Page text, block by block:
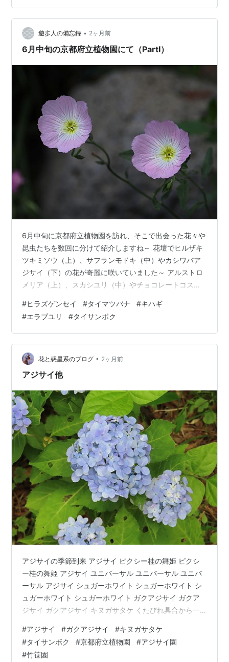
で、世界中で広く植栽されているモクレン科の常緑高
木。大きな花と葉、大木になる樹形を中国山東省の名山
「泰山」に例えて名付けられたようですが、庭木図鑑 植
木ペディアによると・・・名前の由来としては花を大き
遊歩人の備忘録 • 2ヶ月前
6月中旬の京都府立植物園にて（PartⅠ）
6月中旬に京都府立植物園を訪れ、そこで出会った花々や
昆虫たちを数回に分けて紹介しますね～ 花壇でヒルザキ
ツキミソウ（上）、サフランモドキ（中）やカシワバア
ジサイ（下）の花が奇麗に咲いていました～ アルストロ
メリア（上）、スカシユリ（中）やチョコレートコスモ
赤花（上）と白花（下）が咲いていました～ 葉の上で珍
しい昆虫と言われているヒラズゲンセイが姿を見せてく
れました～ この昆虫を手で触ると毒液が放出され、かぶ
れたりするようなので要注意らしいのですが．．． キキ
ョウ（上）、ノカンゾウ（中）やキハギ（下）の花が咲
き始めていました～ オオバギボウシ（…
#ヒラズゲンセイ #タイマツバナ #キハギ
#エラブユリ #タイサンボク
花と惑星系のブログ • 2ヶ月前
アジサイ他
アジサイの季節到来 アジサイ ピクシー桂の舞姫 ピクシ
ー桂の舞姫 アジサイ ユニバーサル ユニバーサル ユニバ
ーサル アジサイ シュガーホワイト シュガーホワイト シ
ュガーホワイト シュガーホワイト ガクアジサイ ガクア
ジサイ ガクアジサイ キヌガサタケ くたびれ具合から一
ンボク タイサンボク タイサンボク タイサンボク
#アジサイ #ガクアジサイ #キヌガサタケ
#タイサンボク #京都府立植物園 #アジサイ園
#竹笹園